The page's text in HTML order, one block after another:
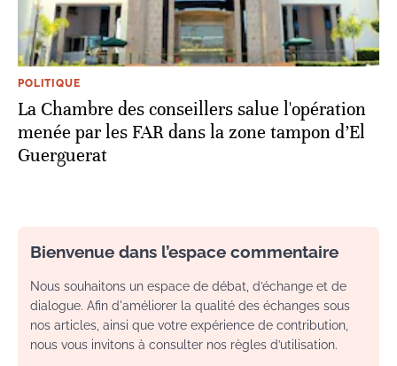
POLITIQUE
La Chambre des conseillers salue l'opération
menée par les FAR dans la zone tampon d’El
Guerguerat
Bienvenue dans l’espace commentaire
Nous souhaitons un espace de débat, d’échange et de
dialogue. Afin d'améliorer la qualité des échanges sous
nos articles, ainsi que votre expérience de contribution,
nous vous invitons à consulter nos règles d’utilisation.